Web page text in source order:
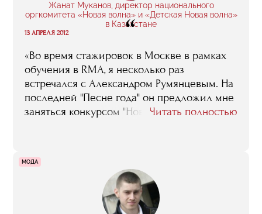
Жанат Муканов, директор национального
оргкомитета «Новая волна» и «Детская Новая волна»
в Казахстане
“
13 АПРЕЛЯ 2012
«Во время стажировок в Москве в рамках
обучения в RMA, я несколько раз
встречался с Александром Румянцевым. На
последней "Песне года" он предложил мне
заняться конкурсом "Новая волна", потому
Читать полностью
МОДА